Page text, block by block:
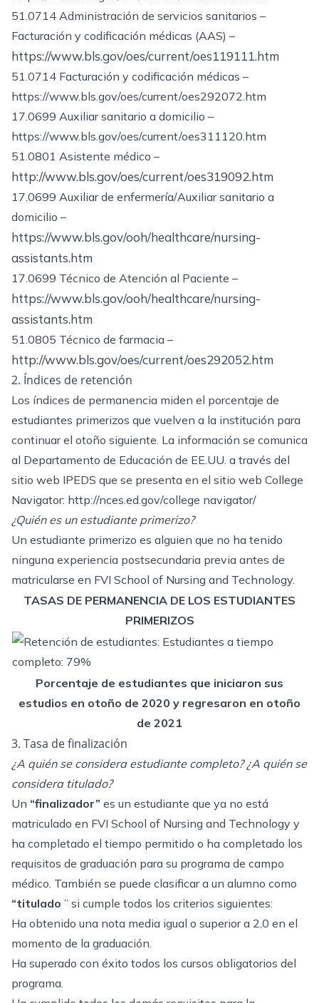
51.0714 Administración de servicios sanitarios –
Facturación y codificación médicas (AAS) –
https://www.bls.gov/oes/current/oes119111.htm
51.0714 Facturación y codificación médicas –
https://www.bls.gov/oes/current/oes292072.htm
17.0699 Auxiliar sanitario a domicilio –
https://www.bls.gov/oes/current/oes311120.htm
51.0801 Asistente médico –
http://www.bls.gov/oes/current/oes319092.htm
17.0699 Auxiliar de enfermería/Auxiliar sanitario a
domicilio –
https://www.bls.gov/ooh/healthcare/nursing-
assistants.htm
17.0699 Técnico de Atención al Paciente –
https://www.bls.gov/ooh/healthcare/nursing-
assistants.htm
51.0805 Técnico de farmacia –
http://www.bls.gov/oes/current/oes292052.htm
2. Índices de retención
Los índices de permanencia miden el porcentaje de
estudiantes primerizos que vuelven a la institución para
continuar el otoño siguiente. La información se comunica
al Departamento de Educación de EE.UU. a través del
sitio web IPEDS que se presenta en el sitio web College
Navigator: http://nces.ed.gov/college navigator/
¿Quién es un estudiante primerizo?
Un estudiante primerizo es alguien que no ha tenido
ninguna experiencia postsecundaria previa antes de
matricularse en FVI School of Nursing and Technology.
TASAS DE PERMANENCIA DE LOS ESTUDIANTES
PRIMERIZOS
Porcentaje de estudiantes que iniciaron sus
estudios en otoño de 2020 y regresaron en otoño
de 2021
3. Tasa de finalización
¿A quién se considera estudiante completo? ¿A quién se
considera titulado?
Un “finalizador” es un estudiante que ya no está
matriculado en FVI School of Nursing and Technology y
ha completado el tiempo permitido o ha completado los
requisitos de graduación para su programa de campo
médico. También se puede clasificar a un alumno como
“titulado ” si cumple todos los criterios siguientes:
Ha obtenido una nota media igual o superior a 2,0 en el
momento de la graduación.
Ha superado con éxito todos los cursos obligatorios del
programa.